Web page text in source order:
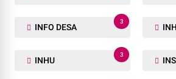
INFO DESA
3
INHU
3